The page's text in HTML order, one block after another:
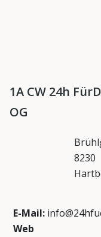
1A CW 24h
OG
8230
E-Mail:
Web